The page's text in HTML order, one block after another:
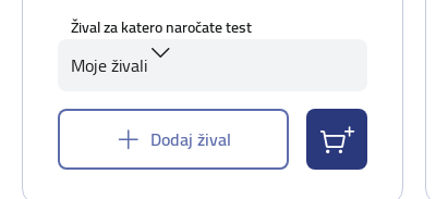
Žival za katero naročate test
Moje živali
Dodaj žival